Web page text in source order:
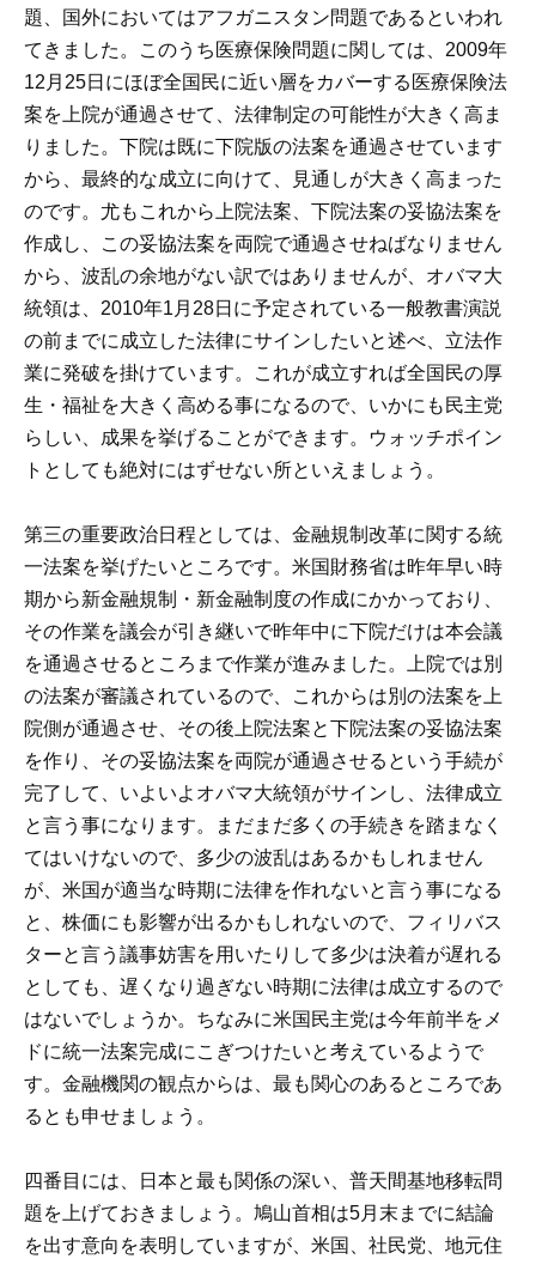
題、国外においてはアフガニスタン問題であるといわれ
てきました。このうち医療保険問題に関しては、2009年
12月25日にほぼ全国民に近い層をカバーする医療保険法
案を上院が通過させて、法律制定の可能性が大きく高ま
りました。下院は既に下院版の法案を通過させています
から、最終的な成立に向けて、見通しが大きく高まった
のです。尤もこれから上院法案、下院法案の妥協法案を
作成し、この妥協法案を両院で通過させねばなりません
から、波乱の余地がない訳ではありませんが、オバマ大
統領は、2010年1月28日に予定されている一般教書演説
の前までに成立した法律にサインしたいと述べ、立法作
業に発破を掛けています。これが成立すれば全国民の厚
生・福祉を大きく高める事になるので、いかにも民主党
らしい、成果を挙げることができます。ウォッチポイン
トとしても絶対にはずせない所といえましょう。
第三の重要政治日程としては、金融規制改革に関する統
一法案を挙げたいところです。米国財務省は昨年早い時
期から新金融規制・新金融制度の作成にかかっており、
その作業を議会が引き継いで昨年中に下院だけは本会議
を通過させるところまで作業が進みました。上院では別
の法案が審議されているので、これからは別の法案を上
院側が通過させ、その後上院法案と下院法案の妥協法案
を作り、その妥協法案を両院が通過させるという手続が
完了して、いよいよオバマ大統領がサインし、法律成立
と言う事になります。まだまだ多くの手続きを踏まなく
てはいけないので、多少の波乱はあるかもしれません
が、米国が適当な時期に法律を作れないと言う事になる
と、株価にも影響が出るかもしれないので、フィリバス
ターと言う議事妨害を用いたりして多少は決着が遅れる
としても、遅くなり過ぎない時期に法律は成立するので
はないでしょうか。ちなみに米国民主党は今年前半をメ
ドに統一法案完成にこぎつけたいと考えているようで
す。金融機関の観点からは、最も関心のあるところであ
るとも申せましょう。
四番目には、日本と最も関係の深い、普天間基地移転問
題を上げておきましょう。鳩山首相は5月末までに結論
を出す意向を表明していますが、米国、社民党、地元住